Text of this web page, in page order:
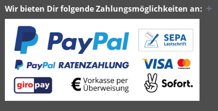
Wir bieten Dir folgende Zahlungsmöglichkeiten an: